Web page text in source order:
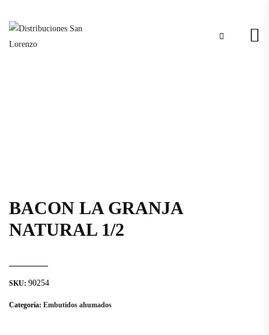
BACON LA GRANJA
NATURAL 1/2
SKU: 90254
Categoría: Embutidos ahumados